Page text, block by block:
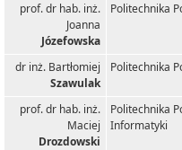
prof. dr hab. inż.
Joanna
Józefowska
Politechnika
dr inż. Bartłomiej
Szawulak
Politechnika
prof. dr hab. inż.
Maciej
Drozdowski
Politechnika
Informatyki